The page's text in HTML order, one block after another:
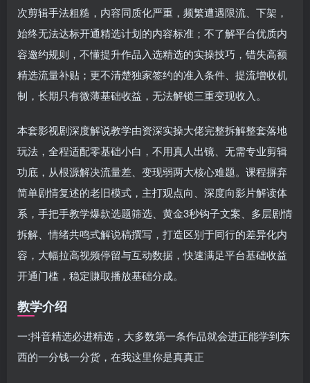
次剪辑手法粗糙，内容同质化严重，频繁遭遇限流、下架，
始终无法达标开通精选计划的内容标准；不了解平台优质内
容邀约规则，不懂提升作品入选精选的实操技巧，错失高额
精选流量补贴；更不清楚独家签约的准入条件、提流增收机
制，长期只有微薄基础收益，无法解锁三重变现收入。
本套影视剧深度解说教学由资深实操大佬完整拆解整套落地
玩法，全程适配零基础小白，不用真人出镜、无需专业剪辑
功底，从根源解决流量差、变现弱两大核心难题。课程摒弃
简单剧情复述的老旧模式，主打观点向、深度向影片解读体
系，手把手教学爆款选题筛选、黄金3秒钩子文案、多层剧情
拆解、情绪共鸣式解说稿撰写，打造区别于同行的差异化内
容，大幅拉高视频停留与互动数据，快速满足平台基础收益
开通门槛，稳定賺取播放基础分成。
教学介绍
一:抖音精选必进精选，大多数第一条作品就会进正能学到东
西的一分钱一分货，在我这里你是真真正